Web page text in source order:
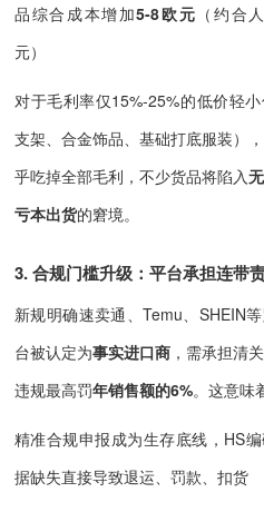
品综合成本增加5-8欧元 （约合
元）
对于毛利率仅15%-25%的低价轻
支架、合金饰品、基础打底服装）
乎吃掉全部毛利，不少货品将陷入
亏本出货的窘境。
3. 合规门槛升级：平台承担连带
新规明确速卖通、Temu、SHEIN
台被认定为事实进口商 ，需承担清
违规最高罚年销售额的6%。这意味
精准合规申报成为生存底线，HS
据缺失直接导致退运、罚款、扣货